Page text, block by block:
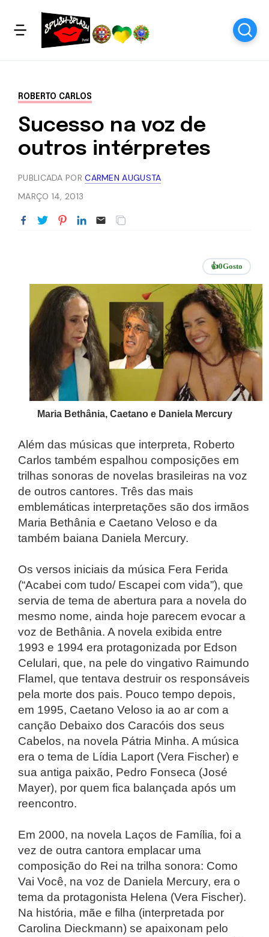
ROBERTO CARLOS
Sucesso na voz de
outros intérpretes
PUBLICADA PORCARMEN AUGUSTA
MARÇO 14, 2013
👍0Gosto
Maria Bethânia, Caetano e Daniela Mercury
Além das músicas que interpreta, Roberto
Carlos também espalhou composições em
trilhas sonoras de novelas brasileiras na voz
de outros cantores. Três das mais
emblemáticas interpretações são dos irmãos
Maria Bethânia e Caetano Veloso e da
também baiana Daniela Mercury.
Os versos iniciais da música Fera Ferida
(“Acabei com tudo/ Escapei com vida”), que
servia de tema de abertura para a novela do
mesmo nome, ainda hoje parecem evocar a
voz de Bethânia. A novela exibida entre
1993 e 1994 era protagonizada por Edson
Celulari, que, na pele do vingativo Raimundo
Flamel, que tentava destruir os responsáveis
pela morte dos pais. Pouco tempo depois,
em 1995, Caetano Veloso ia ao ar com a
canção Debaixo dos Caracóis dos seus
Cabelos, na novela Pátria Minha. A música
era o tema de Lídia Laport (Vera Fischer) e
sua antiga paixão, Pedro Fonseca (José
Mayer), por quem fica balançada após um
reencontro.
Em 2000, na novela Laços de Família, foi a
vez de outra cantora emplacar uma
composição do Rei na trilha sonora: Como
Vai Você, na voz de Daniela Mercury, era o
tema da protagonista Helena (Vera Fischer).
Na história, mãe e filha (interpretada por
Carolina Dieckmann) se apaixonam pelo